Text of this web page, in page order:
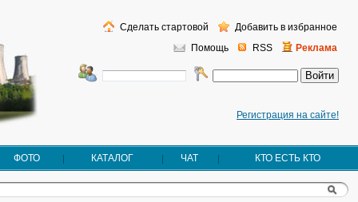
Регистрация на сайте!
Помощь RSS Реклама
Сделать стартовой Добавить в избранное
ФОТО КАТАЛОГ ЧАТ КТО ЕСТЬ КТО